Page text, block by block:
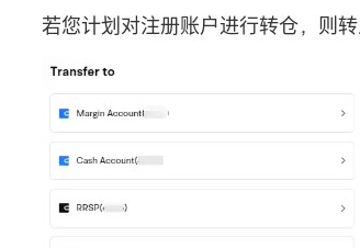
若您计划对注册账户进行转仓，则